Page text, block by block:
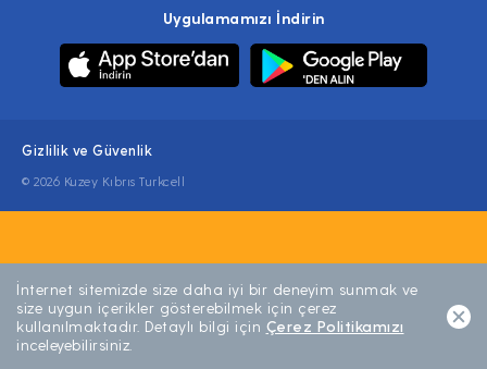
Uygulamamızı İndirin
Gizlilik ve Güvenlik
© 2026 Kuzey Kıbrıs Turkcell
İnternet sitemizde size daha iyi bir deneyim sunmak ve
size uygun içerikler gösterebilmek için çerez
kullanılmaktadır. Detaylı bilgi için Çerez Politikamızı
inceleyebilirsiniz.